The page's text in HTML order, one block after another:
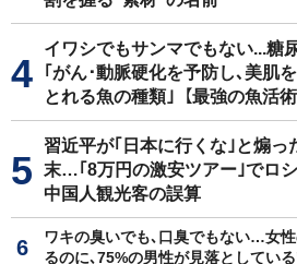
イワシでもサンマでもない...糖
｢がん･動脈硬化を予防し､美肌
とれる魚の種類｣【最強の魚活術
習近平が｢日本に行くな｣と煽っ
末…｢8万円の激安ツアー｣でロ
中国人観光客の誤算
ワキの臭いでも､口臭でもない…女
るのに､75%の男性が見落としてい